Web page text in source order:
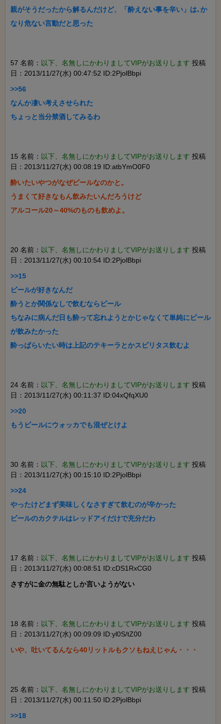
親がそうだったから解るんだけど、「酔えない事を辛い」は､か
57 名前： 以下、名無しにかわりましてVIPがお送りします 投稿
日：2013/11/27(水) 00:47:52 ID:2PjolBbpi
>>56
なんか凄い考えさせられた
15 名前： 以下、名無しにかわりましてVIPがお送りします 投稿
日：2013/11/27(水) 00:08:19 ID:atbYmO0F0
酔いたいやつがなぜビールなのかと。
うまくて好きなもん飲みたいんだろうけど
20 名前： 以下、名無しにかわりましてVIPがお送りします 投稿
日：2013/11/27(水) 00:10:54 ID:2PjolBbpi
>>15
ビールが好きなんだ
酔うとか関係なしで飲むならビール
ちなみに病んだ日も酔って忘れようとかじゃなくて単純にビール
が飲みたかった
24 名前： 以下、名無しにかわりましてVIPがお送りします 投稿
日：2013/11/27(水) 00:11:37 ID:04xQfqXU0
>>20
30 名前： 以下、名無しにかわりましてVIPがお送りします 投稿
日：2013/11/27(水) 00:15:10 ID:2PjolBbpi
>>24
やったけどまず美味しくなさすぎて飲むのが辛かった
17 名前： 以下、名無しにかわりましてVIPがお送りします 投稿
日：2013/11/27(水) 00:08:51 ID:cDS1RxCG0
さすがに金の無駄としか言いようがない
18 名前： 以下、名無しにかわりましてVIPがお送りします 投稿
日：2013/11/27(水) 00:09:09 ID:yl0S/tZ00
25 名前： 以下、名無しにかわりましてVIPがお送りします 投稿
日：2013/11/27(水) 00:11:50 ID:2PjolBbpi
>>18